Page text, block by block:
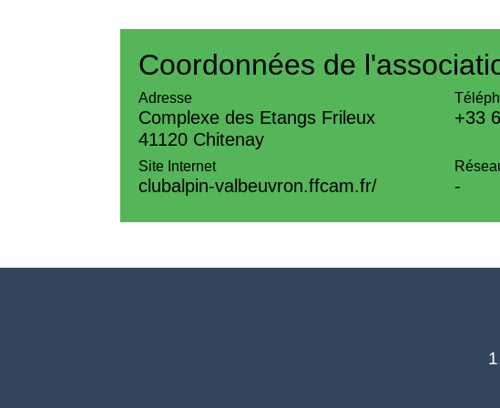
Coordonnées de
Adresse
Complexe des Etangs Frileux
41120 Chitenay
+33
Site Internet
clubalpin-valbeuvron.ffcam.fr/ -